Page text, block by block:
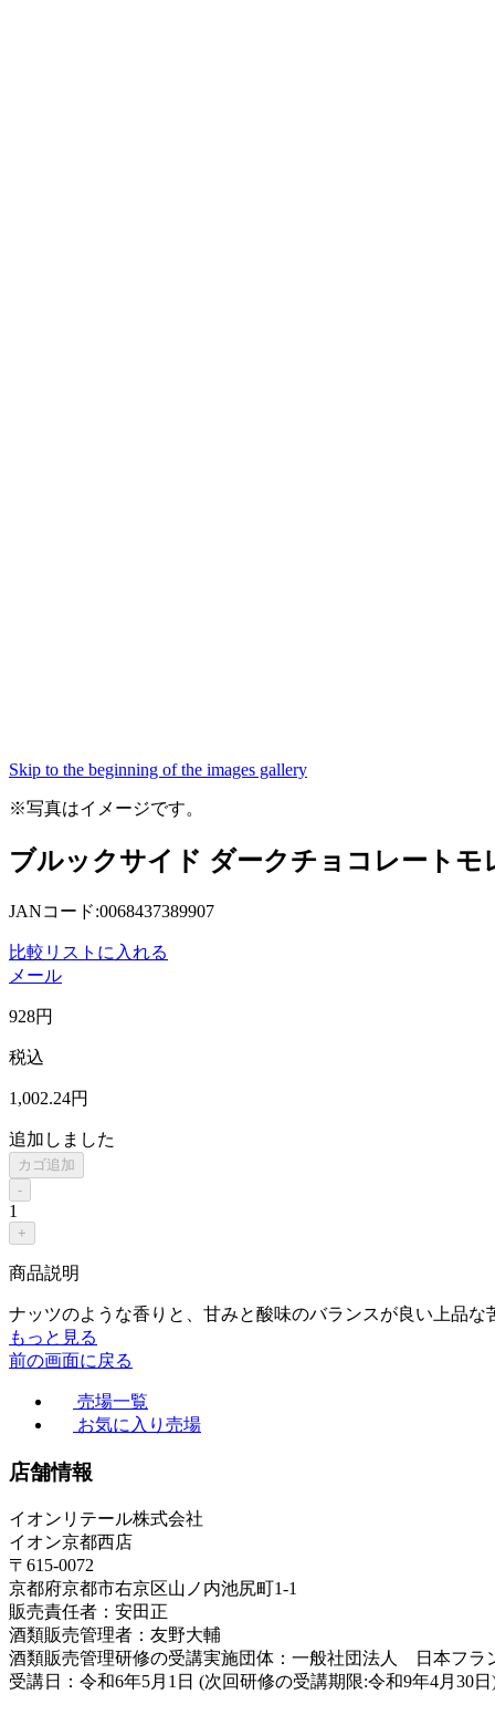
Skip to the beginning of the images gallery
※写真はイメージです。
ブルックサイド ダークチョコレートモ
JANコード:0068437389907
比較リストに入れる
メール
928円
税込
1,002.24円
追加しました
カゴ追加
-
1
+
商品説明
ナッツのような香りと、甘みと酸味のバランスが良い上品な
もっと見る
前の画面に戻る
売場一覧
お気に入り売場
店舗情報
イオンリテール株式会社
イオン京都西店
〒615-0072
京都府京都市右京区山ノ内池尻町1-1
販売責任者：安田正
酒類販売管理者：友野大輔
酒類販売管理研修の受講実施団体：一般社団法人 日本フラ
受講日：令和6年5月1日 (次回研修の受講期限:令和9年4月30日